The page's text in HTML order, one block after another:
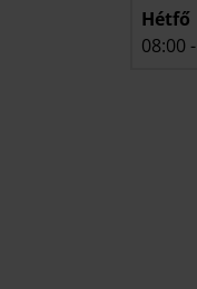
Hétfő
08:00 -